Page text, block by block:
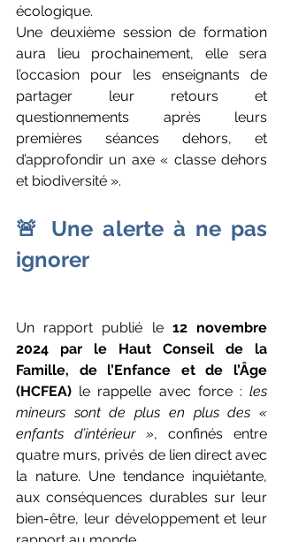
écologique.
Une deuxième session de formation
aura lieu prochainement, elle sera
l’occasion pour les enseignants de
partager leur retours et
questionnements après leurs
premières séances dehors, et
d’approfondir un axe « classe dehors
et biodiversité ».
🚨 Une alerte à ne pas
ignorer
Un rapport publié le 12 novembre
2024 par le Haut Conseil de la
Famille, de l’Enfance et de l’Âge
(HCFEA) le rappelle avec force : les
mineurs sont de plus en plus des «
enfants d’intérieur », confinés entre
quatre murs, privés de lien direct avec
la nature. Une tendance inquiétante,
aux conséquences durables sur leur
bien-être, leur développement et leur